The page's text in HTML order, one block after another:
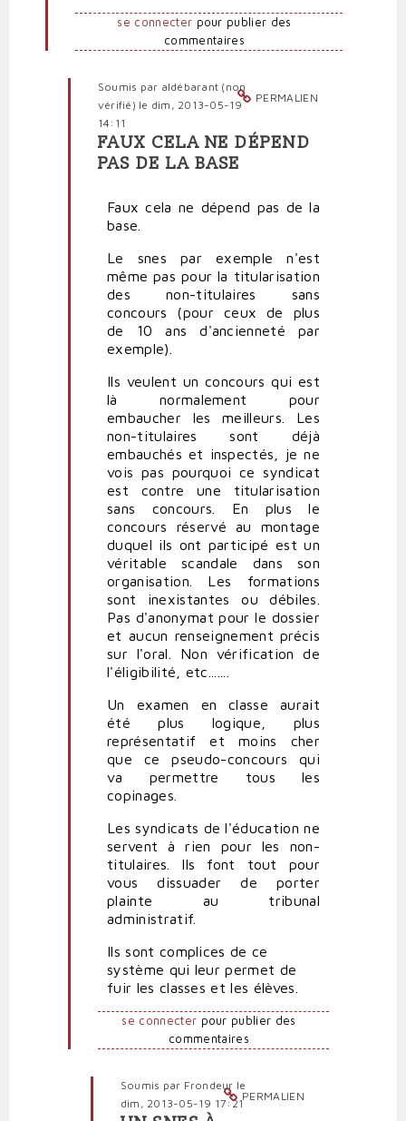
se connecter pour publier des
commentaires
PERMALIEN
Soumis par aldébarant (non
vérifié) le dim, 2013-05-19
14:11
En
réponse
Les
syndicats
impuissants
sans
une
base
combative
par
(non
vérifié)
FAUX CELA NE DÉPEND
PAS DE LA BASE
Faux cela ne dépend pas de la
base.
Le snes par exemple n'est
même pas pour la titularisation
des non-titulaires sans
concours (pour ceux de plus
de 10 ans d'ancienneté par
exemple).
Ils veulent un concours qui est
là normalement pour
embaucher les meilleurs. Les
non-titulaires sont déjà
embauchés et inspectés, je ne
vois pas pourquoi ce syndicat
est contre une titularisation
sans concours. En plus le
concours réservé au montage
duquel ils ont participé est un
véritable scandale dans son
organisation. Les formations
sont inexistantes ou débiles.
Pas d'anonymat pour le dossier
et aucun renseignement précis
sur l'oral. Non vérification de
l'éligibilité, etc.......
Un examen en classe aurait
été plus logique, plus
représentatif et moins cher
que ce pseudo-concours qui
va permettre tous les
copinages.
Les syndicats de l'éducation ne
servent à rien pour les non-
titulaires. Ils font tout pour
vous dissuader de porter
plainte au tribunal
administratif.
Ils sont complices de ce
système qui leur permet de
fuir les classes et les élèves.
se connecter pour publier des
commentaires
PERMALIEN
Soumis par Frondeur le
dim, 2013-05-19 17:21